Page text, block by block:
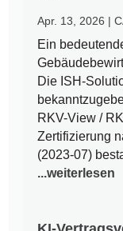
Apr. 13, 2026 |
Ein
Die ISH-
RKV-View /
Zertifizierung
(2023-07)
...weiterlesen